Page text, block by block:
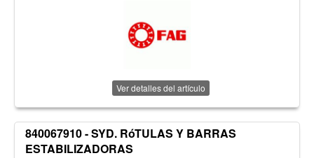
Ver detalles del artículo
840067910 - SYD. RóTULAS Y BARRAS
ESTABILIZADORAS